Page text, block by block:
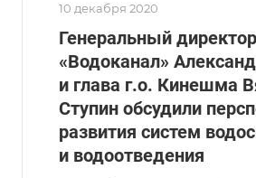
10 декабря 2020
Генеральный
«Водоканал»
и глава г.о. Кинешма
Ступин обсудили
развития систем
и водоотведения